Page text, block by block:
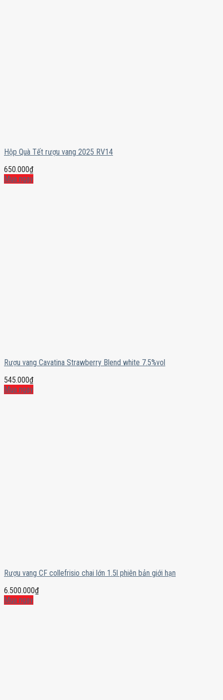
Hộp Quà Tết rượu vang 2025 RV14
650.000₫
Mua ngay
Rượu vang Cavatina Strawberry Blend white 7.5%vol
545.000₫
Mua ngay
Rượu vang CF collefrisio chai lớn 1.5l phiên bản giới hạn
6.500.000₫
Mua ngay